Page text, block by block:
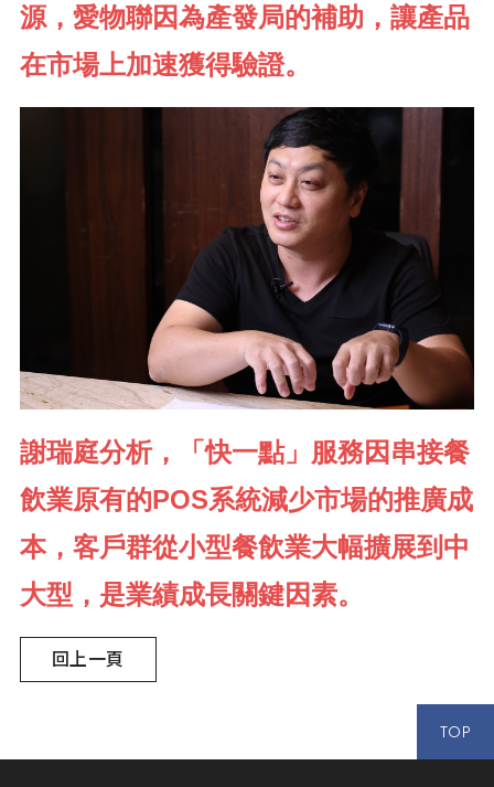
源，愛物聯因為產發局的補助，讓產品
在市場上加速獲得驗證。
謝瑞庭分析，「快一點」服務因串接餐
飲業原有的POS系統減少市場的推廣成
本，客戶群從小型餐飲業大幅擴展到中
大型，是業績成長關鍵因素。
回上一頁
TOP